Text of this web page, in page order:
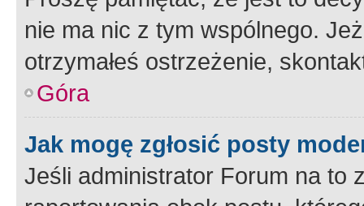
nie ma nic z tym wspólnego.
otrzymałeś ostrzeżenie,
Góra
Jak mogę zgłosić posty
Jeśli administrator Forum na to